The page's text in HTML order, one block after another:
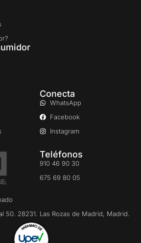
Conecta
WhatsApp
Facebook
Instagram
Teléfonos
910 46 90 30
675 69 80 05
50. 28231. Las Rozas de Madrid, Madrid.